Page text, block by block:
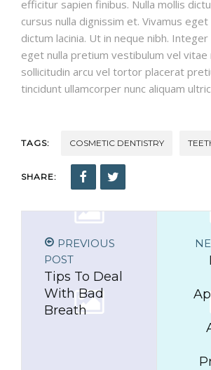
efficitur sapien finibus. Nulla mollis
cursus nulla dignissim et. Vivamus
dictum lacinia. Ut in neque nibh.
eget nulla pretium vestibulum vel vitae
sollicitudin arcu vel tortor placerat
tincidunt ullamcorper nunc aliquam
TAGS: COSMETIC DENTISTRY
SHARE:
PREVIOUS
POST
Tips To Deal
With Bad
Breath